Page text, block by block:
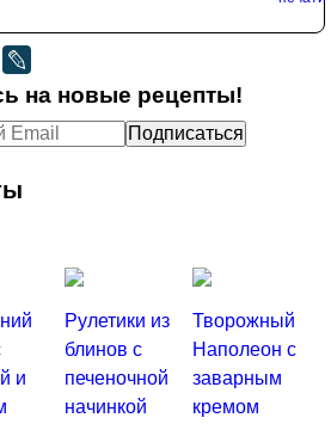
на новые рецепты!
и
Рулетики из
блинов с
печеночной
начинкой
Творожный
Наполеон с
заварным
кремом